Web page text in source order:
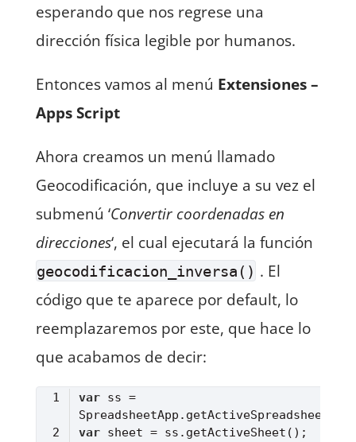
esperando que nos regrese una
dirección física legible por humanos.
Entonces vamos al menú Extensiones –
Apps Script
Ahora creamos un menú llamado
Geocodificación, que incluye a su vez el
submenú ‘Convertir coordenadas en
direcciones‘, el cual ejecutará la función
geocodificacion_inversa() . El
código que te aparece por default, lo
reemplazaremos por este, que hace lo
que acabamos de decir:
var ss =
var